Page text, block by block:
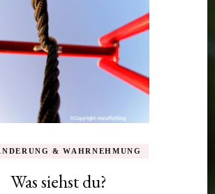
& WAHRNEHMUNG
Was siehst du?